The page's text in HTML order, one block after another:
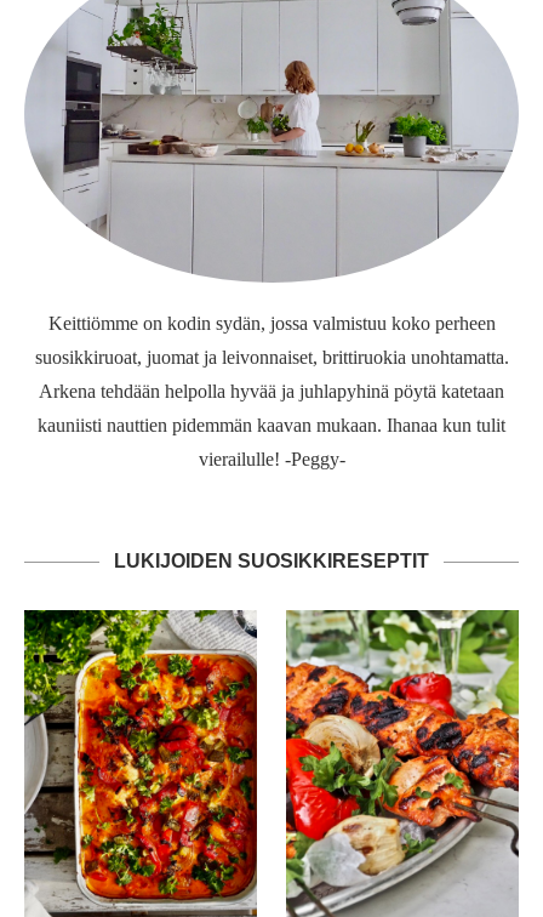
Keittiömme on kodin sydän, jossa valmistuu koko perheen
suosikkiruoat, juomat ja leivonnaiset, brittiruokia unohtamatta.
Arkena tehdään helpolla hyvää ja juhlapyhinä pöytä katetaan
kauniisti nauttien pidemmän kaavan mukaan. Ihanaa kun tulit
vierailulle! -Peggy-
LUKIJOIDEN SUOSIKKIRESEPTIT